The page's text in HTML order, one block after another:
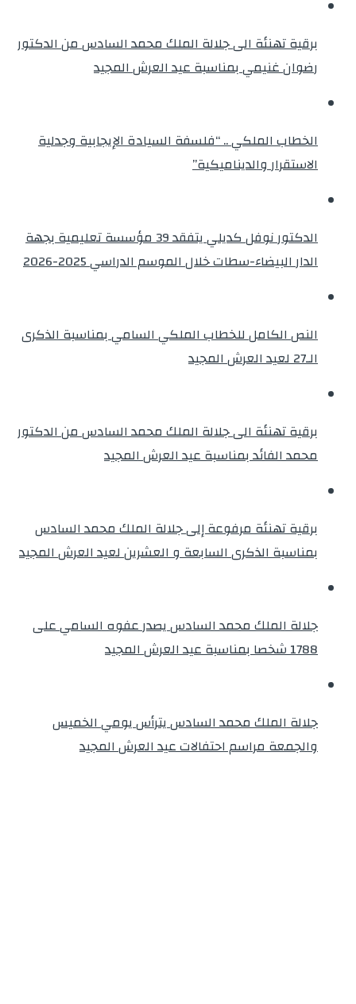
برقية تهنئة الى جلالة الملك محمد السادس من الدكتور
رضوان غنيمي بمناسبة عيد العرش المجيد
الخطاب الملكي .. “فلسفة السيادة الإيجابية وجدلية
الاستقرار والديناميكية”
الدكتور نوفل كديلي يتفقد 39 مؤسسة تعليمية بجهة
الدار البيضاء-سطات خلال الموسم الدراسي 2025-2026
النص الكامل للخطاب الملكي السامي بمناسبة الذكرى
الـ27 لعيد العرش المجيد
برقية تهنئة الى جلالة الملك محمد السادس من الدكتور
محمد الفائد بمناسبة عيد العرش المجيد
برقية تهنئة مرفوعة إلى جلالة الملك محمد السادس
بمناسبة الذكرى السابعة و العشرين لعيد العرش المجيد
جلالة الملك محمد السادس يصدر عفوه السامي على
1788 شخصا بمناسبة عيد العرش المجيد
جلالة الملك محمد السادس يترأس يومي الخميس
والجمعة مراسم احتفالات عيد العرش المجيد